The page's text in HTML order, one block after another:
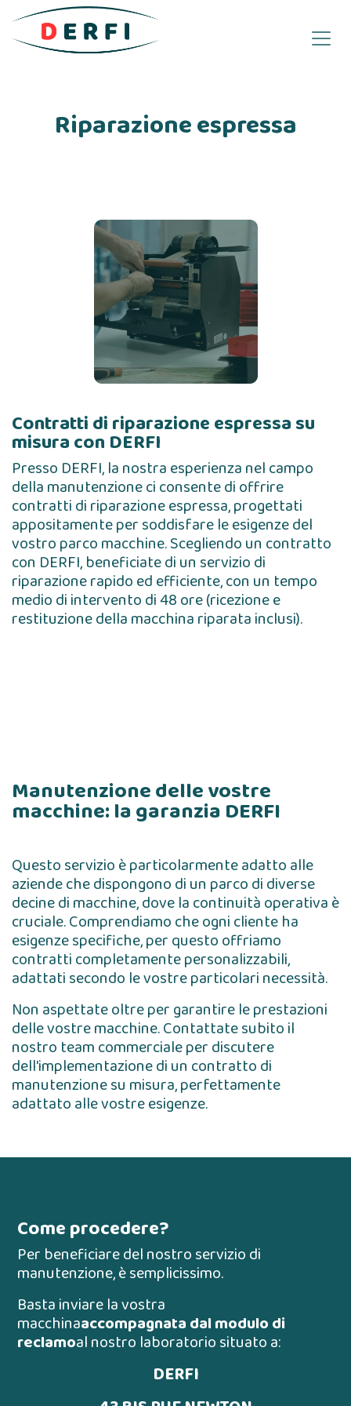
Passa al contenuto
Riparazione espressa
Contratti di riparazione espressa su
misura con DERFI
Presso DERFI, la nostra esperienza nel campo
della manutenzione ci consente di offrire
contratti di riparazione espressa, progettati
appositamente per soddisfare le esigenze del
vostro parco macchine. Scegliendo un contratto
con DERFI, beneficiate di un servizio di
riparazione rapido ed efficiente, con un tempo
medio di intervento di 48 ore (ricezione e
restituzione della macchina riparata inclusi).
Manutenzione delle vostre
macchine: la garanzia DERFI
Questo servizio è particolarmente adatto alle
aziende che dispongono di un parco di diverse
decine di macchine, dove la continuità operativa è
cruciale. Comprendiamo che ogni cliente ha
esigenze specifiche, per questo offriamo
contratti completamente personalizzabili,
adattati secondo le vostre particolari necessità.
Non aspettate oltre per garantire le prestazioni
delle vostre macchine. Contattate subito il
nostro team commerciale per discutere
dell'implementazione di un contratto di
manutenzione su misura, perfettamente
adattato alle vostre esigenze.
Come procedere?
Per beneficiare del nostro servizio di
manutenzione, è semplicissimo.
Basta inviare la vostra
macchinaaccompagnata dal modulo di
reclamoal nostro laboratorio situato a:
DERFI